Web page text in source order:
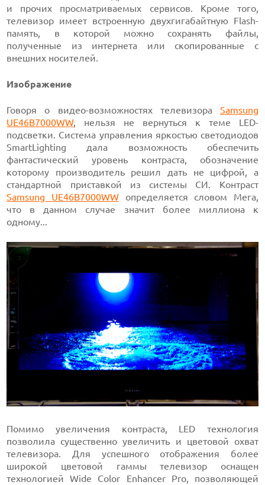
и прочих просматриваемых сервисов. Кроме того,
телевизор имеет встроенную двухгигабайтную Flash-
память, в которой можно сохранять файлы,
полученные из интернета или скопированные с
внешних носителей.
Изображение
Говоря о видео-возможностях телевизора Samsung
UE46B7000WW, нельзя не вернуться к теме LED-
подсветки. Система управления яркостью светодиодов
SmartLighting дала возможность обеспечить
фантастический уровень контраста, обозначение
которому производитель решил дать не цифрой, а
стандартной приставкой из системы СИ. Контраст
Samsung UE46B7000WWопределяется словом Мега,
что в данном случае значит более миллиона к
одному...
Помимо увеличения контраста, LED технология
позволила существенно увеличить и цветовой охват
телевизора. Для успешного отображения более
широкой цветовой гаммы телевизор оснащен
технологией Wide Color Enhancer Pro, позволяющей